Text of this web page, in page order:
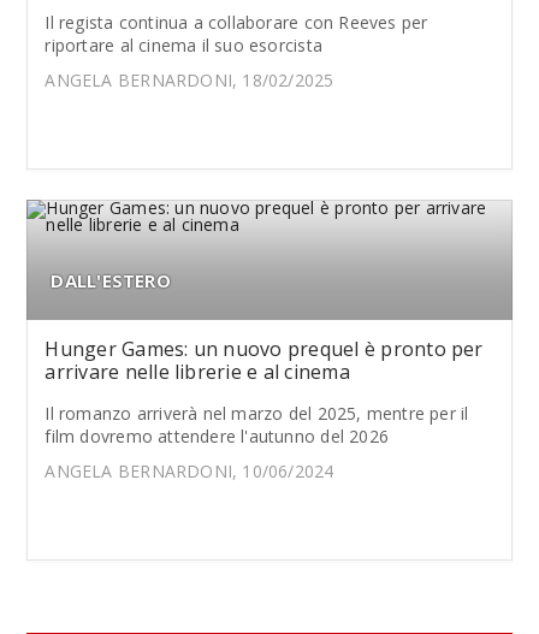
Il regista continua a collaborare con Reeves per
riportare al cinema il suo esorcista
ANGELA BERNARDONI, 18/02/2025
DALL'ESTERO
Hunger Games: un nuovo prequel è pronto per
arrivare nelle librerie e al cinema
Il romanzo arriverà nel marzo del 2025, mentre per il
film dovremo attendere l'autunno del 2026
ANGELA BERNARDONI, 10/06/2024